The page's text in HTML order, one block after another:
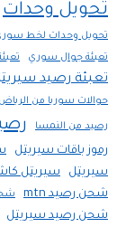
تحويل وحدات
تحويل وحدات لخط
تعبئة جوال سوري
تعبئة رصيد
حوالات سوريا من الرياض
رصيد من النمسا
رموز باقات سيريتل
سيريتل سيريتل
شحن رصيد mtn
شحن رصيد سيريتل